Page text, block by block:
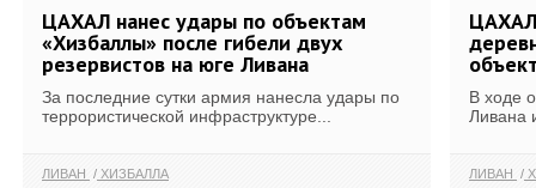
ЦАХАЛ нанес удары по объектам
«Хизбаллы» после гибели двух
резервистов на юге Ливана
За последние сутки армия нанесла удары по
террористической инфраструктуре...
ЛИВАН ХИЗБАЛЛА
В ходе
Ливана
ЛИВАН